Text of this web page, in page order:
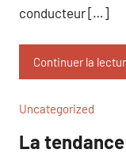
conducteur […]
Continuer la
Uncategorized
La